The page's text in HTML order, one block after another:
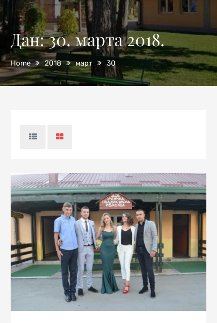
Дан:30. марта 2018.
Home 2018 март 30